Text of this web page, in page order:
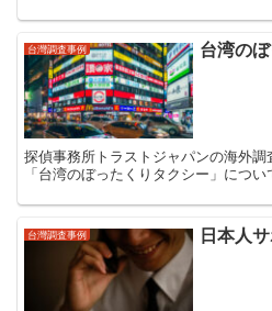
台灣調査事例 台湾の
探偵事務所トラストジャパンの海外
「台湾のぼったくりタクシー」につい
台灣調査事例 日本人